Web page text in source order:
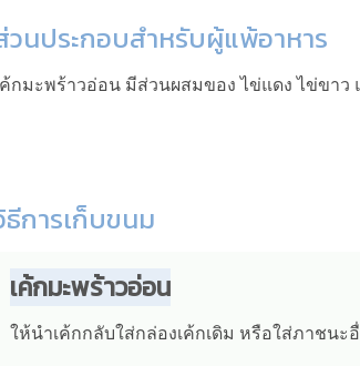
วนประกอบสำหรับผู้แพ้อาหาร
ค้กมะพร้าวอ่อน มีส่วนผสมของ ไข่แดง ไข่ขาว
ธีการเก็บขนม
เค้กมะพร้าวอ่อน
ให้นำเค้กกลับใส่กล่องเค้กเดิม หรือใส่ภาชน